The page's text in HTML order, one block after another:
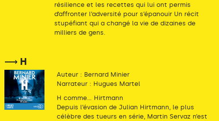
résilience et les recettes qui lui ont permis
d’affronter l’adversité pour s’épanouir Un récit
stupéfiant qui a changé la vie de dizaines de
milliers de gens.
⟶ H
Auteur : Bernard Minier
Narrateur : Hugues Martel
H comme... Hirtmann
Depuis l’évasion de Julian Hirtmann, le plus
célèbre des tueurs en série, Martin Servaz n’est